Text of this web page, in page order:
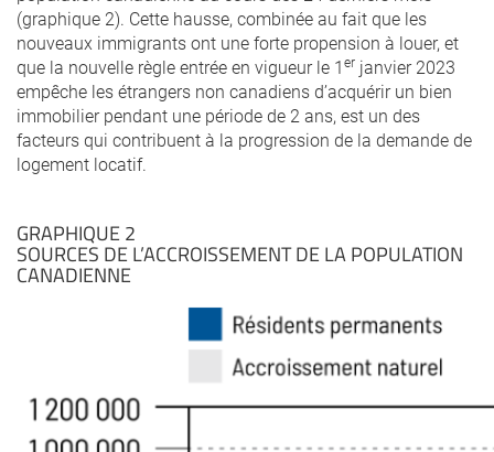
(graphique 2). Cette hausse, combinée au fait que les
nouveaux immigrants ont une forte propension à louer, et
que la nouvelle règle entrée en vigueur le 1er janvier 2023
empêche les étrangers non canadiens d’acquérir un bien
immobilier pendant une période de 2 ans, est un des
facteurs qui contribuent à la progression de la demande de
logement locatif.
GRAPHIQUE 2
SOURCES DE L’ACCROISSEMENT DE LA POPULATION
CANADIENNE